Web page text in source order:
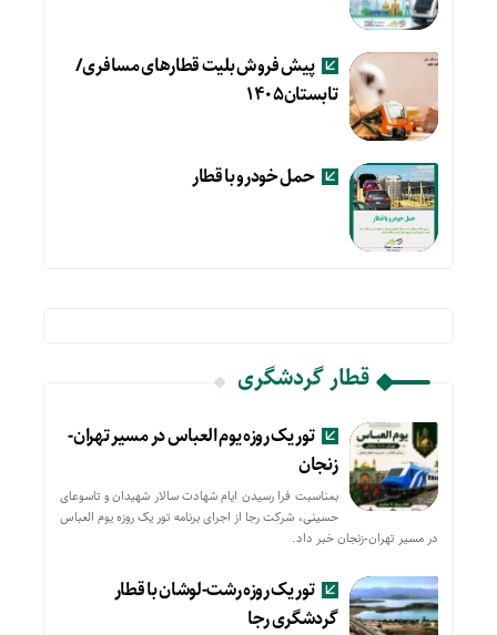
پیش فروش بلیت قطارهای مسافری/
تابستان۱۴۰۵
حمل خودرو با قطار
قطار گردشگری
تور یک روزه یوم العباس در مسیر تهران-
زنجان
بمناسبت فرا رسیدن ایام شهادت سالار شهیدان و تاسوعای
حسینی، شرکت رجا از اجرای برنامه تور یک روزه یوم العباس
در مسیر تهران-زنجان خبر داد.
تور یک روزه رشت-لوشان با قطار
گردشگری رجا